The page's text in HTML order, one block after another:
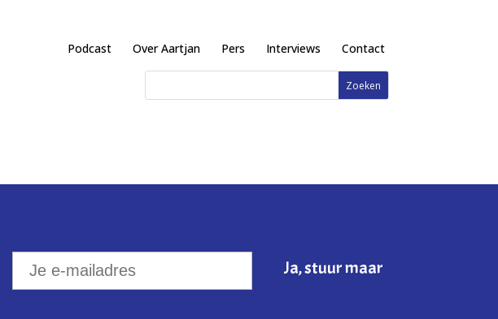
Podcast Over Aartjan Pers Interviews Contact